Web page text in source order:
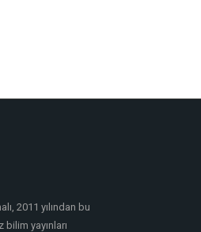
2011 yılından bu
yayınları